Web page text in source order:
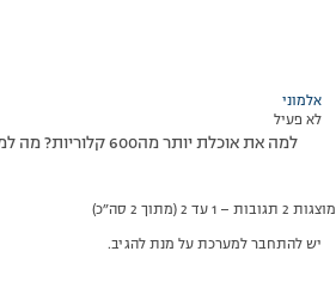
אלמוני
לא פעיל
למה את אוכלת יותר מה600 קלוריות? מה למשל את אוכלת?
מוצגות 2 תגובות – 1 עד 2 (מתוך 2 סה״כ)
יש להתחבר למערכת על מנת להגיב.